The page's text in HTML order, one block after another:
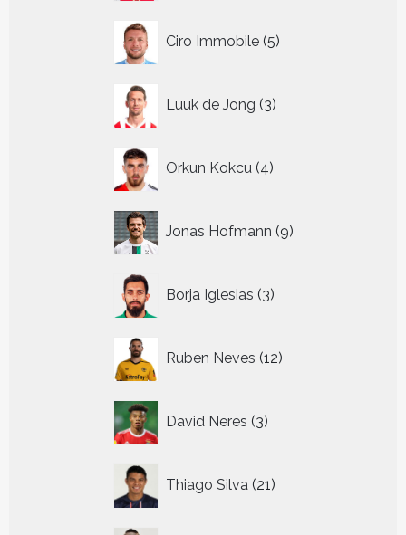
Ciro Immobile 5
producten
Luuk de Jong 3
producten
Orkun Kokcu 4
producten
Jonas Hofmann 9
producten
Borja Iglesias 3
producten
Ruben Neves 12
producten
David Neres 3
producten
Thiago Silva 21
producten